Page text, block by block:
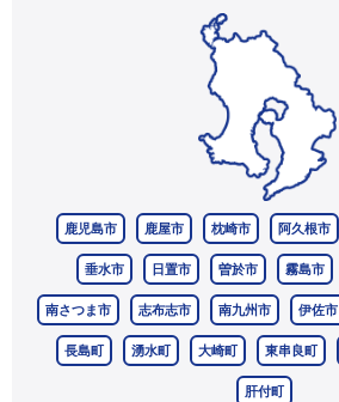
鹿児島市 鹿屋市 枕崎市 阿久根市
垂水市 日置市 曽於市 霧島市
南さつま市 志布志市 南九州市 伊佐市
長島町 湧水町 大崎町 東串良町
肝付町